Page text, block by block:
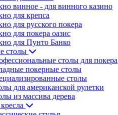
винное - для винного казино
для крепса
для русского покера
для покера оазис
для Пунто Банко
столы
столы для покера
покерные столы
столы
для американской рулетки
из массива дерева